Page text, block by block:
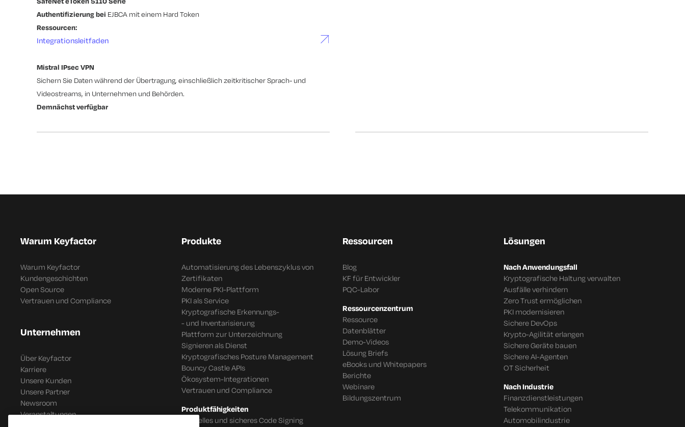
Authentifizierung bei EJBCA mit einem Hard Token
Ressourcen:
Integrationsleitfaden
Mistral IPsecVPN
Sichern Sie Daten während der Übertragung, einschließlich zeitkritischer Sprach- und
Videostreams, in Unternehmen und Behörden.
Demnächst verfügbar
Warum Keyfactor
Warum Keyfactor
Kundengeschichten
Open Source
Vertrauen und Compliance
Unternehmen
Über Keyfactor
Karriere
Unsere Kunden
Unsere Partner
Newsroom
Veranstaltungen
Produkte
Automatisierung des Lebenszyklus von
Zertifikaten
Moderne PKI-Plattform
PKI als Service
Kryptografische Erkennungs-
- und Inventarisierung
Plattform zur Unterzeichnung
Signieren als Dienst
Kryptografisches Posture Management
Bouncy Castle APIs
Ökosystem-Integrationen
Vertrauen und Compliance
Produktfähigkeiten
Schnelles und sicheres Code Signing
Ressourcen
Blog
KF für Entwickler
PQC-Labor
Ressourcenzentrum
Ressource
Datenblätter
Demo-Videos
Lösung Briefs
eBooks und Whitepapers
Berichte
Webinare
Bildungszentrum
Lösungen
Nach Anwendungsfall
Kryptografische Haltung verwalten
Ausfälle verhindern
Zero Trust ermöglichen
PKI modernisieren
Sichere DevOps
Krypto-Agilität erlangen
Sichere Geräte bauen
Sichere AI-Agenten
OT Sicherheit
Nach Industrie
Finanzdienstleistungen
Telekommunikation
Automobilindustrie